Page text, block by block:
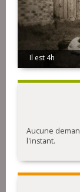
Il est 4h
Aucune
l'instant.